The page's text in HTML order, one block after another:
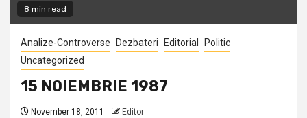
8 min read
Analize-Controverse Dezbateri Editorial
Politic
Uncategorized
15 NOIEMBRIE 1987
November 18, 2011 Editor